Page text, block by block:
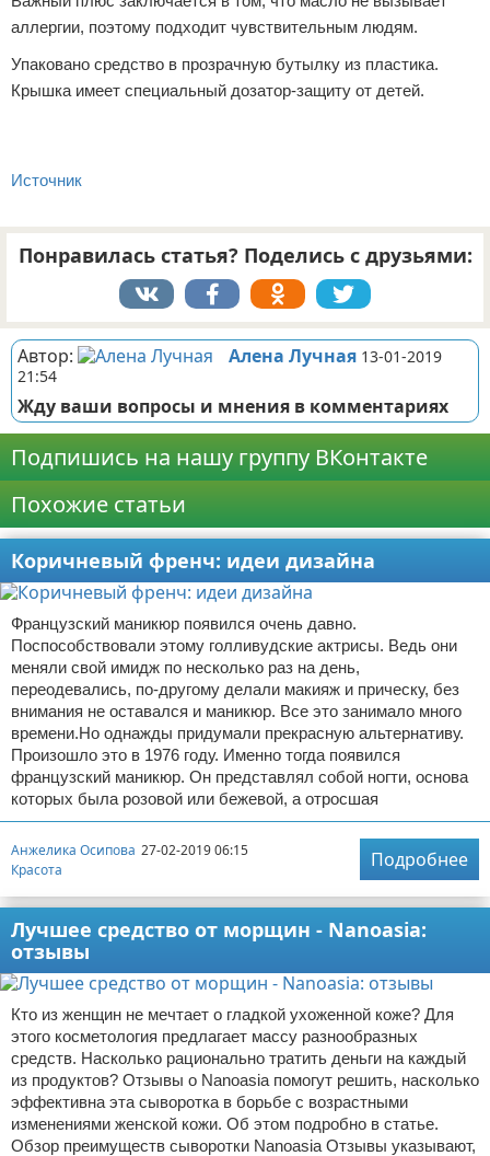
аллергии, поэтому подходит чувствительным людям.
Упаковано средство в прозрачную бутылку из пластика.
Крышка имеет специальный дозатор-защиту от детей.
Источник
Понравилась статья? Поделись с друзьями:
Автор: Алена Лучная 13-01-2019
21:54
Жду ваши вопросы и мнения в комментариях
Подпишись на нашу группу ВКонтакте
Похожие статьи
Коричневый френч: идеи дизайна
Французский маникюр появился очень давно.
Поспособствовали этому голливудские актрисы. Ведь они
меняли свой имидж по несколько раз на день,
переодевались, по-другому делали макияж и прическу, без
внимания не оставался и маникюр. Все это занимало много
времени.Но однажды придумали прекрасную альтернативу.
Произошло это в 1976 году. Именно тогда появился
французский маникюр. Он представлял собой ногти, основа
которых была розовой или бежевой, а отросшая
Анжелика Осипова 27-02-2019 06:15
Красота
Подробнее
Лучшее средство от морщин - Nanoasia:
отзывы
Кто из женщин не мечтает о гладкой ухоженной коже? Для
этого косметология предлагает массу разнообразных
средств. Насколько рационально тратить деньги на каждый
из продуктов? Отзывы о Nanoasia помогут решить, насколько
эффективна эта сыворотка в борьбе с возрастными
изменениями женской кожи. Об этом подробно в статье.
Обзор преимуществ сыворотки Nanoasia Отзывы указывают,